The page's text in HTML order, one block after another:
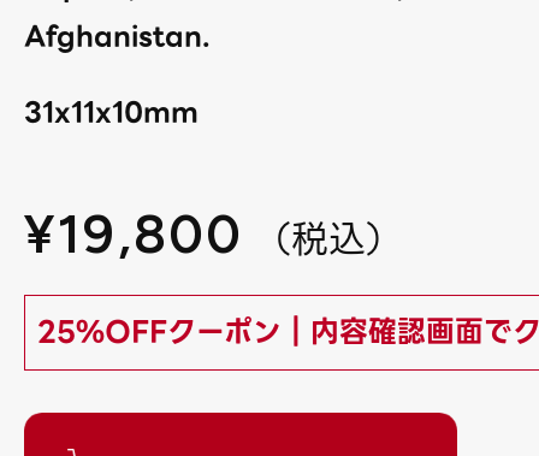
Afghanistan.
31x11x10mm
¥19,800 （税込）
25%OFFクーポン｜内容確認画面で